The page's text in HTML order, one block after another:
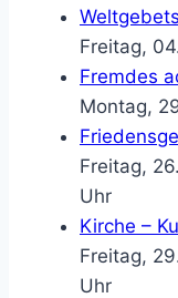
Freitag,
Fremdes
Montag,
Freitag,
Uhr
Kirche –
Freitag,
Uhr